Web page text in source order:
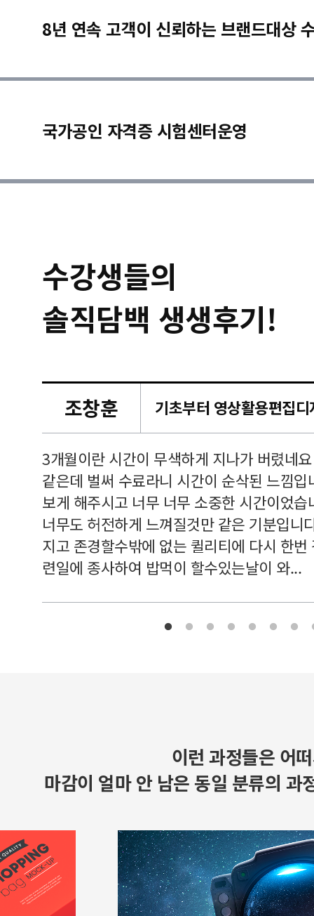
8년 연속 고객이 신뢰하는 브랜드대상
국가공인 자격증 시험센터운영
수강생들의
솔직담백 생생후기!
조창훈
3개월이란 시간이 무색하게 지나가 버렸네
같은데 벌써 수료라니 시간이 순삭된 느낌
보게 해주시고 너무 너무 소중한 시간이었
너무도 허전하게 느껴질것만 같은 기분입니
지고 존경할수밖에 없는 퀼리티에 다시 한
련일에 종사하여 밥먹이 할수있는날이 와...
이런 과정들은 어
마감이 얼마 안 남은 동일 분류의 과